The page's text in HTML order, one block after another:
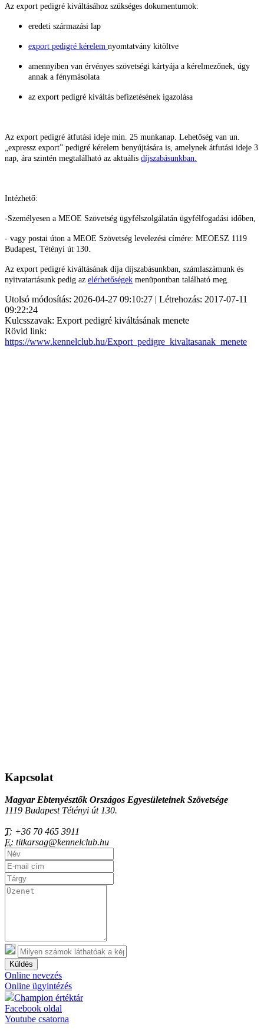
Az export pedigré kiváltásához szükséges dokumentumok:
eredeti származási lap
export pedigré kérelem nyomtatvány kitöltve
amennyiben van érvényes szövetségi kártyája a kérelmezőnek, úgy
annak a fénymásolata
az export pedigré kiváltás befizetésének igazolása
Az export pedigré átfutási ideje min. 25 munkanap. Lehetőség van un.
„expressz export” pedigré kérelem benyújtására is, amelynek átfutási ideje 3
nap, ára szintén megtalálható az aktuális díjszabásunkban.
Intézhető:
-Személyesen a MEOE Szövetség ügyfélszolgálatán ügyfélfogadási időben,
- vagy postai úton a MEOE Szövetség levelezési címére: MEOESZ 1119
Budapest, Tétényi út 130.
Az export pedigré kiváltásának díja díjszabásunkban, számlaszámunk és
nyitvatartásunk pedig az elérhetőségek menüpontban található meg.
Utolsó módosítás: 2026-04-27 09:10:27 | Létrehozás: 2017-07-11
09:22:24
Kulcsszavak: Export pedigré kiváltásának menete
Rövid link:
https://www.kennelclub.hu/Export_pedigre_kivaltasanak_menete
Kapcsolat
Magyar Ebtenyésztők Országos Egyesületeinek Szövetsége
1119 Budapest Tétényi út 130.
T: +36 70 465 3911
E: titkarsag@kennelclub.hu
Küldés
Online nevezés
Online ügyintézés
Champion értéktár
Facebook oldal
Youtube csatorna